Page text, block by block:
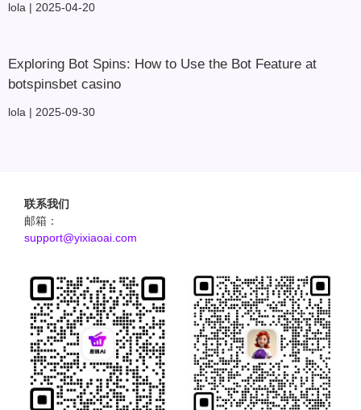
lola 2025-04-20
Exploring Bot Spins: How to Use the Bot Feature at
botspinsbet casino
lola 2025-09-30
联系我们
邮箱：
support@yixiaoai.com